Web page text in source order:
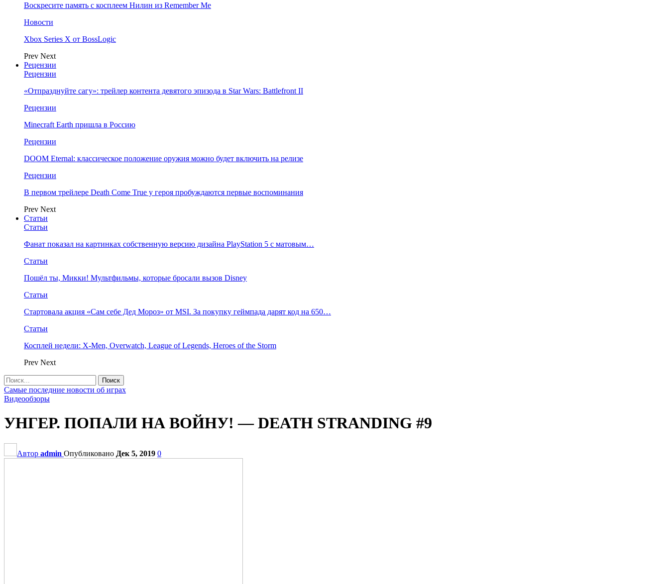
Воскресите память с косплеем Нилин из Remember Me
Новости
Xbox Series X от BossLogic
Prev Next
Рецензии
Рецензии
«Отпразднуйте сагу»: трейлер контента девятого эпизода в Star Wars: Battlefront II
Рецензии
Minecraft Earth пришла в Россию
Рецензии
DOOM Eternal: классическое положение оружия можно будет включить на релизе
Рецензии
В первом трейлере Death Come True у героя пробуждаются первые воспоминания
Prev Next
Статьи
Статьи
Фанат показал на картинках собственную версию дизайна PlayStation 5 с матовым…
Статьи
Пошёл ты, Микки! Мультфильмы, которые бросали вызов Disney
Статьи
Стартовала акция «Сам себе Дед Мороз» от MSI. За покупку геймпада дарят код на 650…
Статьи
Косплей недели: X-Men, Overwatch, League of Legends, Heroes of the Storm
Prev Next
Самые последние новости об играх
Видеообзоры
УНГЕР. ПОПАЛИ НА ВОЙНУ! — DEATH STRANDING #9
Автор admin Опубликовано Дек 5, 2019 0